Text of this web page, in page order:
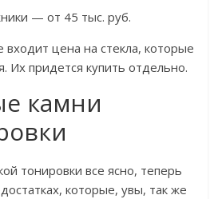
— от 45 тыс. руб.
цена на стекла, которые
Их придется купить отдельно.
камни
тонировки все ясно, теперь
которые, увы, так же